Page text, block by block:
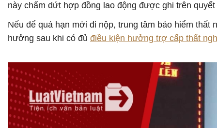
này chấm dứt hợp đồng lao động được ghi trên
Nếu để quá hạn mới đi nộp, trung tâm bảo hiểm
hưởng sau khi có đủ điều kiện hưởng trợ cấp thất